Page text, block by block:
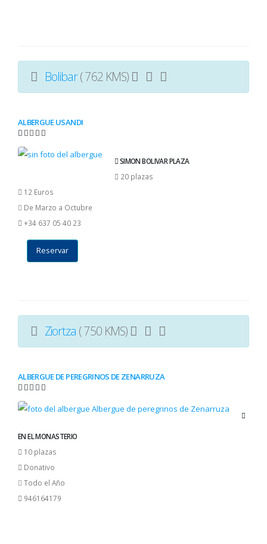
Bolibar( 762 KMS)
ALBERGUE USANDI
SIMON BOLIVAR PLAZA
20 plazas
12 Euros
De Marzo a Octubre
+34 637 05 40 23
Reservar
Ziortza ( 750 KMS)
ALBERGUE DE PEREGRINOS DE ZENARRUZA
EN EL MONASTERIO
10 plazas
Donativo
Todo el Año
946164179